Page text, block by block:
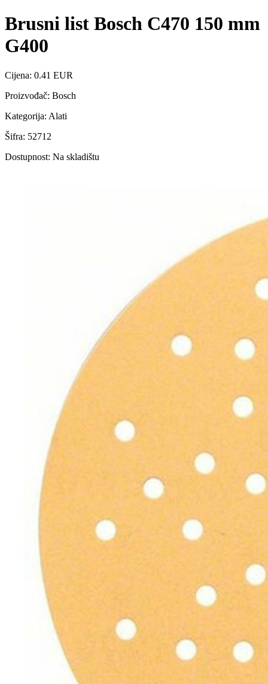
Brusni list Bosch C470 150 mm
G400
Cijena: 0.41 EUR
Proizvođač: Bosch
Kategorija: Alati
Šifra: 52712
Dostupnost: Na skladištu